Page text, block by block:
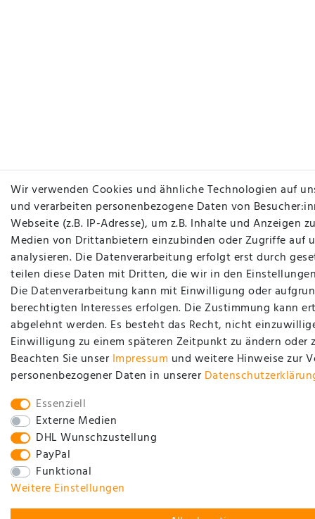
Wir verwenden Cookies und ähnliche Technologien auf
und verarbeiten personenbezogene Daten von
Webseite (z.B. IP-Adresse), um z.B. Inhalte und Anzeigen
Medien von Drittanbietern einzubinden oder Zugriffe auf
analysieren. Die Datenverarbeitung erfolgt erst durch
teilen diese Daten mit Dritten, die wir in den
Die Datenverarbeitung kann mit Einwilligung oder
berechtigten Interesses erfolgen. Die Zustimmung kann
abgelehnt werden. Es besteht das Recht, nicht
Einwilligung zu einem späteren Zeitpunkt zu ändern oder
Beachten Sie unser Impressum und weitere Hinweise zur
personenbezogener Daten in unserer
Essenziell
Externe Medien
DHL Wunschzustellung
PayPal
Funktional
Weitere Einstellungen